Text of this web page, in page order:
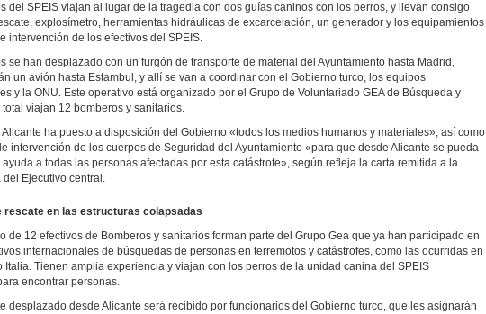
del SPEIS viajan al lugar de la tragedia con dos guías caninos con los perros, y llevan consigo
explosímetro, herramientas hidráulicas de excarcelación, un generador y los equipamientos
intervención de los efectivos del SPEIS.
se han desplazado con un furgón de transporte de material del Ayuntamiento hasta Madrid,
un avión hasta Estambul, y allí se van a coordinar con el Gobierno turco, los equipos
y la ONU. Este operativo está organizado por el Grupo de Voluntariado GEA de Búsqueda y
total viajan 12 bomberos y sanitarios.
Alicante ha puesto a disposición del Gobierno «todos los medios humanos y materiales», así como
intervención de los cuerpos de Seguridad del Ayuntamiento «para que desde Alicante se pueda
a todas las personas afectadas por esta catástrofe», según refleja la carta remitida a la
Ejecutivo central.
rescate en las estructuras colapsadas
de 12 efectivos de Bomberos y sanitarios forman parte del Grupo Gea que ya han participado en
internacionales de búsquedas de personas en terremotos y catástrofes, como las ocurridas en
Italia. Tienen amplia experiencia y viajan con los perros de la unidad canina del SPEIS
encontrar personas.
desplazado desde Alicante será recibido por funcionarios del Gobierno turco, que les asignarán